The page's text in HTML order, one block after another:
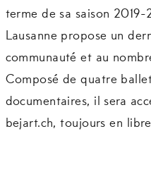
terme de sa saison
Lausanne propose un
communauté et au
Composé de quatre
documentaires, il sera
bejart.ch, toujours en